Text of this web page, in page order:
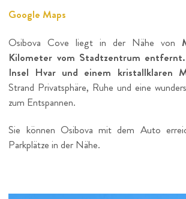
Google Maps
Osibova Cove liegt in der Nähe von
Kilometer vom Stadtzentrum entfernt.
Insel Hvar und einem kristallklaren
Strand Privatsphäre, Ruhe und eine
zum Entspannen.
Sie können Osibova mit dem Auto
Parkplätze in der Nähe.